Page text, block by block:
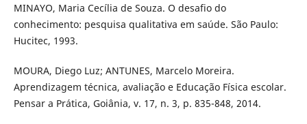
MINAYO, Maria Cecília de Souza. O desafio do
conhecimento: pesquisa qualitativa em saúde. São Paulo:
Hucitec, 1993.
MOURA, Diego Luz; ANTUNES, Marcelo Moreira.
Aprendizagem técnica, avaliação e Educação Física escolar.
Pensar a Prática, Goiânia, v. 17, n. 3, p. 835-848, 2014.